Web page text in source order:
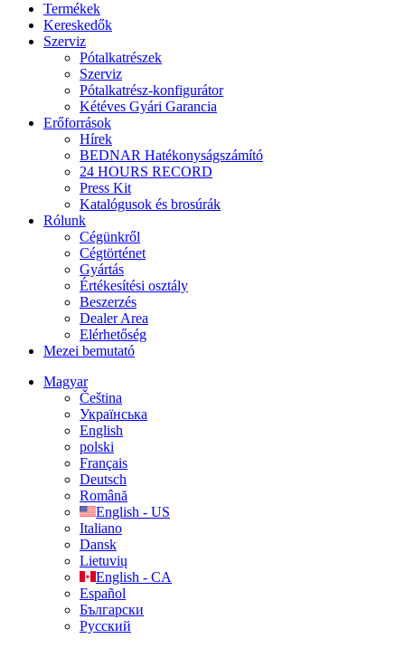
Termékek
Kereskedők
Szerviz
Pótalkatrészek
Szerviz
Pótalkatrész-konfigurátor
Kétéves Gyári Garancia
Erőforrások
Hírek
BEDNAR Hatékonyságszámító
24 HOURS RECORD
Press Kit
Katalógusok és brosúrák
Rólunk
Cégünkről
Cégtörténet
Gyártás
Értékesítési osztály
Beszerzés
Dealer Area
Elérhetőség
Mezei bemutató
Magyar
Čeština
Українська
English
polski
Français
Deutsch
Română
English - US
Italiano
Dansk
Lietuvių
English - CA
Español
Български
Русский